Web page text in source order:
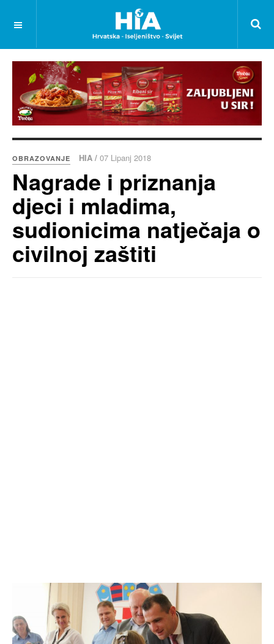
OBRAZOVANJE HIA / 07 Lipanj 2018
Nagrade i priznanja
djeci i mladima,
sudionicima natječaja o
civilnoj zaštiti